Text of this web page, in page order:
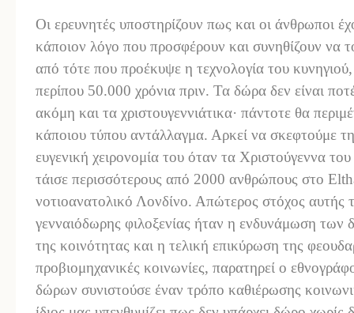
Οι ερευνητές υποστηρίζουν πως και οι άνθρωποι
κάποιον λόγο που προσφέρουν και συνηθίζουν να
από τότε που προέκυψε η τεχνολογία του
περίπου 50.000 χρόνια πριν. Τα δώρα δεν είναι
ακόμη και τα χριστουγεννιάτικα· πάντοτε θα
κάποιου τύπου αντάλλαγμα. Αρκεί να σκεφτούμε
ευγενική χειρονομία του όταν τα Χριστούγεννα
τάισε περισσότερους από 2000 ανθρώπους στο
νοτιοανατολικό Λονδίνο. Απώτερος στόχος αυτής
γενναιόδωρης φιλοξενίας ήταν η ενδυνάμωση των
της κοινότητας και η τελική επικύρωση της
προβιομηχανικές κοινωνίες, παρατηρεί ο
δώρων συνιστούσε έναν τρόπο καθιέρωσης